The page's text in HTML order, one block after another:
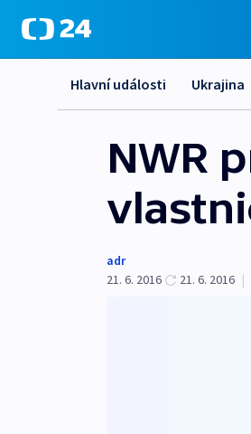
Hlavní události Ukrajina
NWR
adr
21. 6. 2016
21. 6. 2016 |